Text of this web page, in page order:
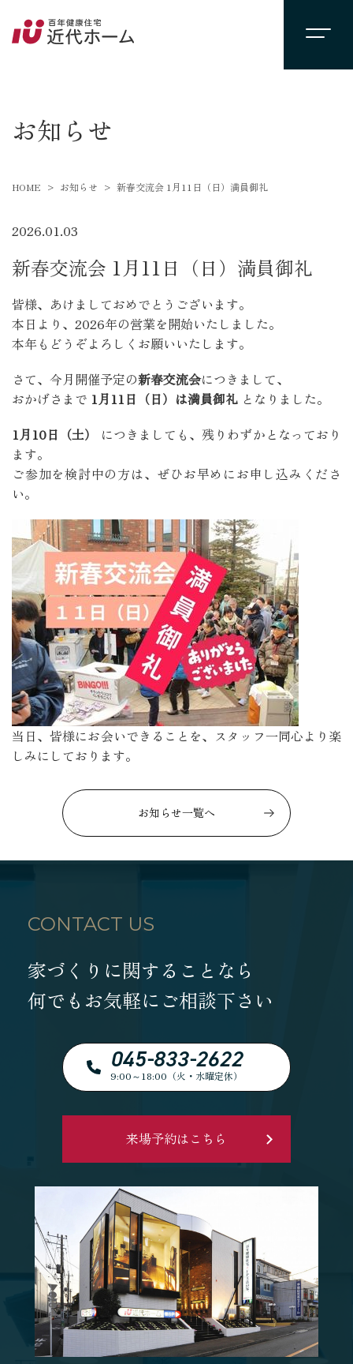
お知らせ
HOME お知らせ 新春交流会 1月11日（日）満員御礼
2026.01.03
新春交流会 1月11日（日）満員御礼
皆様、あけましておめでとうございます。
本日より、2026年の営業を開始いたしました。
本年もどうぞよろしくお願いいたします。
さて、今月開催予定の新春交流会につきまして、
おかげさまで 1月11日（日）は満員御礼 となりました。
1月10日（土）
につきましても、残りわずかとなっており
ます。
ご参加を検討中の方は、ぜひお早めにお申し込みくださ
い。
当日、皆様にお会いできることを、スタッフ一同心より楽
しみにしております。
お知らせ一覧へ
CONTACT US
家づくりに関することなら
何でもお気軽にご相談下さい
045-833-2622
9:00～18:00（火・水曜定休）
来場予約はこちら